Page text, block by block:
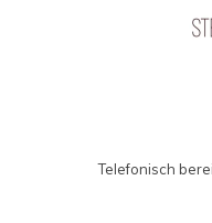
Telefonisch